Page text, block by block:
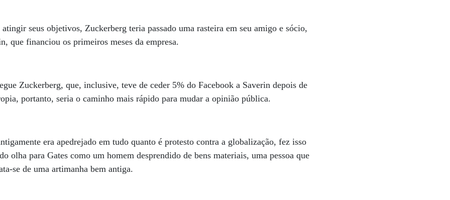
seus objetivos, Zuckerberg teria passado uma rasteira em seu amigo e sócio,
que financiou os primeiros meses da empresa.
Zuckerberg, que, inclusive, teve de ceder 5% do Facebook a Saverin depois de
portanto, seria o caminho mais rápido para mudar a opinião pública.
era apedrejado em tudo quanto é protesto contra a globalização, fez isso
olha para Gates como um homem desprendido de bens materiais, uma pessoa que
se de uma artimanha bem antiga.